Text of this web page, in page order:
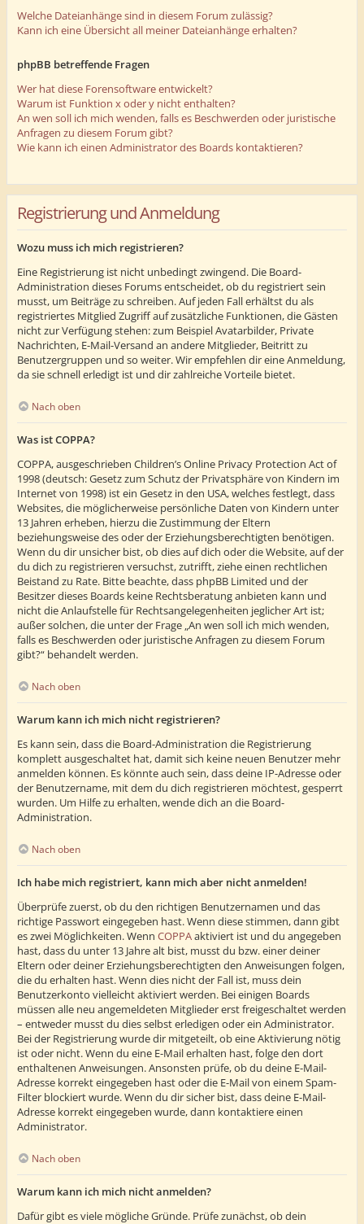
Welche Dateianhänge sind in diesem Forum zulässig?
Kann ich eine Übersicht all meiner Dateianhänge erhalten?
phpBB betreffende Fragen
Wer hat diese Forensoftware entwickelt?
Warum ist Funktion x oder y nicht enthalten?
An wen soll ich mich wenden, falls es Beschwerden oder juristische
Anfragen zu diesem Forum gibt?
Wie kann ich einen Administrator des Boards kontaktieren?
Registrierung und Anmeldung
Wozu muss ich mich registrieren?
Eine Registrierung ist nicht unbedingt zwingend. Die Board-
Administration dieses Forums entscheidet, ob du registriert sein
musst, um Beiträge zu schreiben. Auf jeden Fall erhältst du als
registriertes Mitglied Zugriff auf zusätzliche Funktionen, die Gästen
nicht zur Verfügung stehen: zum Beispiel Avatarbilder, Private
Nachrichten, E-Mail-Versand an andere Mitglieder, Beitritt zu
Benutzergruppen und so weiter. Wir empfehlen dir eine Anmeldung,
da sie schnell erledigt ist und dir zahlreiche Vorteile bietet.
Nach oben
Was ist COPPA?
COPPA, ausgeschrieben Children’s Online Privacy Protection Act of
1998 (deutsch: Gesetz zum Schutz der Privatsphäre von Kindern im
Internet von 1998) ist ein Gesetz in den USA, welches festlegt, dass
Websites, die möglicherweise persönliche Daten von Kindern unter
13 Jahren erheben, hierzu die Zustimmung der Eltern
beziehungsweise des oder der Erziehungsberechtigten benötigen.
Wenn du dir unsicher bist, ob dies auf dich oder die Website, auf der
du dich zu registrieren versuchst, zutrifft, ziehe einen rechtlichen
Beistand zu Rate. Bitte beachte, dass phpBB Limited und der
Besitzer dieses Boards keine Rechtsberatung anbieten kann und
nicht die Anlaufstelle für Rechtsangelegenheiten jeglicher Art ist;
außer solchen, die unter der Frage „An wen soll ich mich wenden,
falls es Beschwerden oder juristische Anfragen zu diesem Forum
gibt?“ behandelt werden.
Nach oben
Warum kann ich mich nicht registrieren?
Es kann sein, dass die Board-Administration die Registrierung
komplett ausgeschaltet hat, damit sich keine neuen Benutzer mehr
anmelden können. Es könnte auch sein, dass deine IP-Adresse oder
der Benutzername, mit dem du dich registrieren möchtest, gesperrt
wurden. Um Hilfe zu erhalten, wende dich an die Board-
Administration.
Nach oben
Ich habe mich registriert, kann mich aber nicht anmelden!
Überprüfe zuerst, ob du den richtigen Benutzernamen und das
richtige Passwort eingegeben hast. Wenn diese stimmen, dann gibt
es zwei Möglichkeiten. Wenn COPPAaktiviert ist und du angegeben
hast, dass du unter 13 Jahre alt bist, musst du bzw. einer deiner
Eltern oder deiner Erziehungsberechtigten den Anweisungen folgen,
die du erhalten hast. Wenn dies nicht der Fall ist, muss dein
Benutzerkonto vielleicht aktiviert werden. Bei einigen Boards
müssen alle neu angemeldeten Mitglieder erst freigeschaltet werden
– entweder musst du dies selbst erledigen oder ein Administrator.
Bei der Registrierung wurde dir mitgeteilt, ob eine Aktivierung nötig
ist oder nicht. Wenn du eine E-Mail erhalten hast, folge den dort
enthaltenen Anweisungen. Ansonsten prüfe, ob du deine E-Mail-
Adresse korrekt eingegeben hast oder die E-Mail von einem Spam-
Filter blockiert wurde. Wenn du dir sicher bist, dass deine E-Mail-
Adresse korrekt eingegeben wurde, dann kontaktiere einen
Administrator.
Nach oben
Warum kann ich mich nicht anmelden?
Dafür gibt es viele mögliche Gründe. Prüfe zunächst, ob dein